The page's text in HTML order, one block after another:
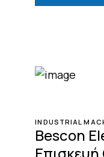
INDUSTRIAL
Bescon